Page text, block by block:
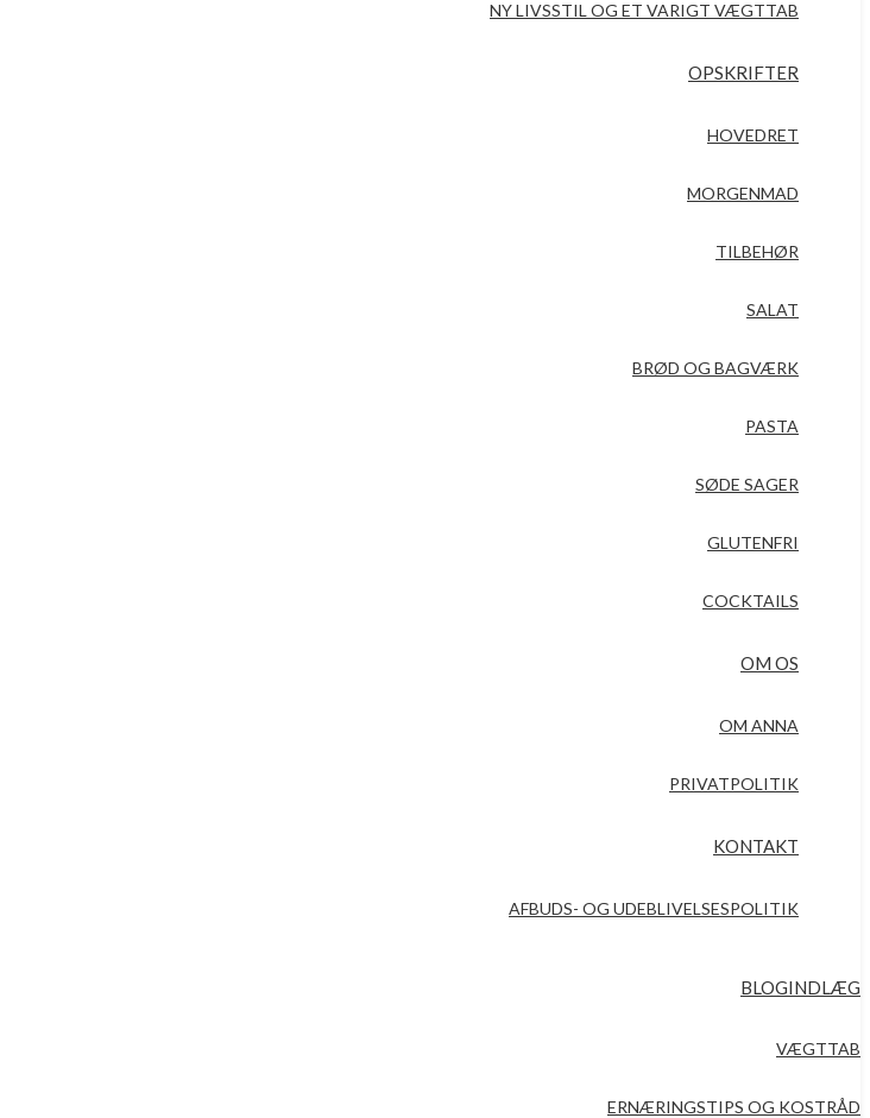
NY LIVSSTIL OG ET VARIGT VÆGTTAB
OPSKRIFTER
HOVEDRET
MORGENMAD
TILBEHØR
SALAT
BRØD OG BAGVÆRK
PASTA
SØDE SAGER
GLUTENFRI
COCKTAILS
OM OS
OM ANNA
PRIVATPOLITIK
KONTAKT
AFBUDS- OG UDEBLIVELSESPOLITIK
BLOGINDLÆG
VÆGTTAB
ERNÆRINGSTIPS OG KOSTRÅD